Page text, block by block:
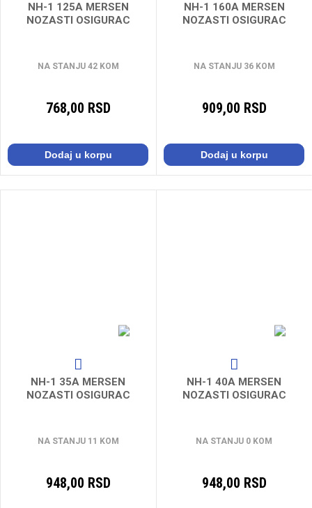
NH-1 125A MERSEN
NOZASTI OSIGURAC
NA STANJU 42 KOM
768,00 RSD
Dodaj u korpu
NH-1 160A MERSEN
NOZASTI OSIGURAC
NA STANJU 36 KOM
909,00 RSD
Dodaj u korpu
NH-1 35A MERSEN
NOZASTI OSIGURAC
NA STANJU 11 KOM
948,00 RSD
NH-1 40A MERSEN
NOZASTI OSIGURAC
NA STANJU 0 KOM
948,00 RSD